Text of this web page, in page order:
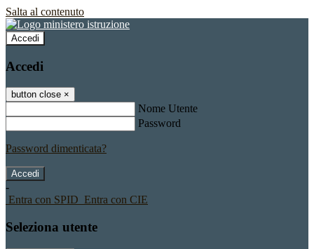
Salta al contenuto
Accedi
Accedi
button close ×
Nome Utente
Password
Password dimenticata?
-
Entra con SPID Entra con CIE
Seleziona utente